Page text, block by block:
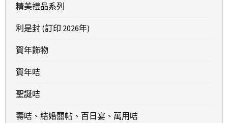
精美禮品系列
利是封 (訂印 2026年)
賀年飾物
賀年咭
聖誕咭
壽咭、結婚囍帖、百日宴、萬用咭